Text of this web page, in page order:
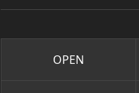
OPEN